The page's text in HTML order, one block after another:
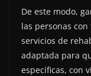
De este modo,
las personas
servicios de
adaptada para
específicas, con